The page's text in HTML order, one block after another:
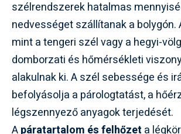
szélrendszerek hatalmas
nedvességet szállítanak a bolygón.
mint a tengeri szél vagy a hegyi-
domborzati és hőmérsékleti
alakulnak ki. A szél sebessége és
befolyásolja a párologtatást, a
légszennyező anyagok terjedését.
Apáratartalom és felhőzet a légkör